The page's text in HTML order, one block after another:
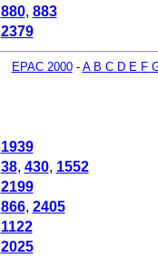
880, 883
2379
EPAC 2000- A B C D E F
1939
38, 430, 1552
2199
866, 2405
1122
2025